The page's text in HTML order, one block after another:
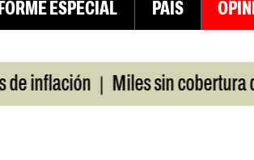
ESPECIAL PAÍS
| Miles sin cobertura de